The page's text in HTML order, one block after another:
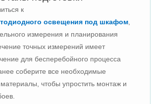
к
освещения под шкафом
измерения и планирования
точных измерений имеет
для бесперебойного процесса
соберите все необходимые
чтобы упростить монтаж и